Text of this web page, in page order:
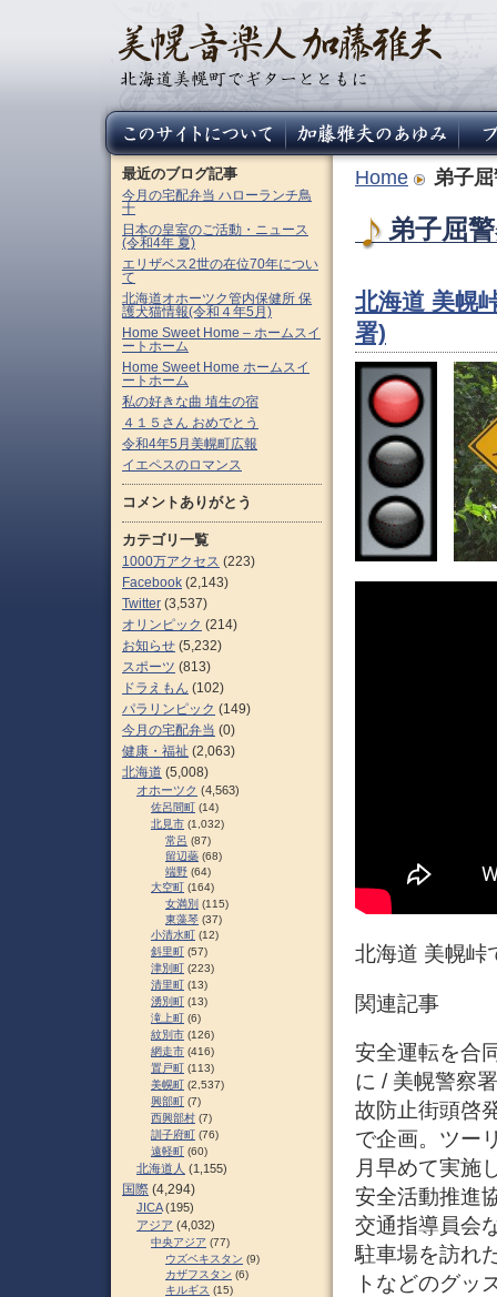
Home 弟子
弟子屈
北海道 美幌
署)
北海道 美幌峠
関連記事
安全運転を合
に / 美幌警察
故防止街頭啓
で企画。ツー
月早めて実施
安全活動推進
交通指導員会
駐車場を訪れ
トなどのグッ
最近のブログ記事
今月の宅配弁当 ハローランチ鳥
十
日本の皇室のご活動・ニュース
(令和4年 夏)
エリザベス2世の在位70年につい
て
北海道オホーツク管内保健所 保
護犬猫情報(令和４年5月)
Home Sweet Home – ホームスイ
ートホーム
Home Sweet Home ホームスイ
ートホーム
私の好きな曲 埴生の宿
４１５さん おめでとう
令和4年5月美幌町広報
イエペスのロマンス
コメントありがとう
カテゴリ一覧
1000万アクセス (223)
Facebook (2,143)
Twitter (3,537)
オリンピック (214)
お知らせ (5,232)
スポーツ (813)
ドラえもん (102)
パラリンピック (149)
今月の宅配弁当 (0)
健康・福祉 (2,063)
北海道 (5,008)
オホーツク (4,563)
佐呂間町 (14)
北見市 (1,032)
常呂 (87)
留辺蘂 (68)
端野 (64)
大空町 (164)
女満別 (115)
東藻琴 (37)
小清水町 (12)
斜里町 (57)
津別町 (223)
清里町 (13)
湧別町 (13)
滝上町 (6)
紋別市 (126)
網走市 (416)
置戸町 (113)
美幌町 (2,537)
興部町 (7)
西興部村 (7)
訓子府町 (76)
遠軽町 (60)
北海道人 (1,155)
国際 (4,294)
JICA(195)
アジア (4,032)
中央アジア (77)
ウズベキスタン (9)
カザフスタン (6)
キルギス (15)